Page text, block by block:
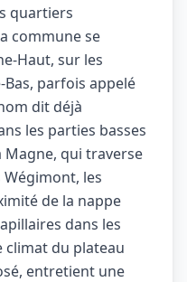
quartiers
commune se
Haut, sur les
parfois appelé
dit déjà
les parties basses
Magne, qui traverse
les
de la nappe
dans les
climat du plateau
entretient une